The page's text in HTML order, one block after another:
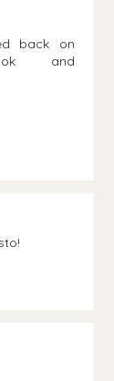
back on
and